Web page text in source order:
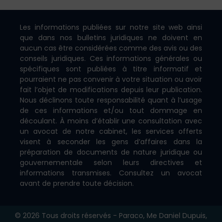
Les informations publiées sur notre site web ainsi
que dans nos bulletins juridiques ne doivent en
aucun cas être considérées comme des avis ou des
conseils juridiques. Ces informations générales ou
spécifiques sont publiées à titre informatif et
pourraient ne pas convenir à votre situation ou avoir
fait l’objet de modifications depuis leur publication.
Nous déclinons toute responsabilité quant à l’usage
de ces informations et/ou tout dommage en
découlant. À moins d’établir une consultation avec
un avocat de notre cabinet, les services offerts
visent à seconder les gens d’affaires dans la
préparation de documents de nature juridique ou
gouvernementale selon leurs directives et
informations transmises. Consultez un avocat
avant de prendre toute décision.
© 2026 Tous droits réservés - Paraco, Me Daniel Dupuis,